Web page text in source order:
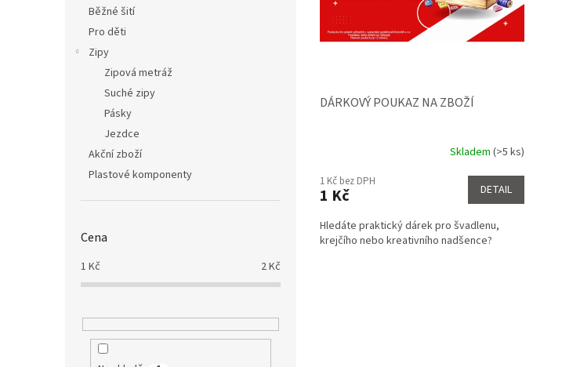
Běžné šití
Pro děti
Zipy
Zipová metráž
Suché zipy
Pásky
Jezdce
Akční zboží
Plastové komponenty
Cena
1 Kč 2Kč
DÁRKOVÝ POUKAZ NA ZBOŽÍ
produktu
je
z
5
Skladem (>5 ks)
1 Kč bez DPH
1 Kč DETAIL
Hledáte praktický dárek pro švadlenu,
krejčího nebo kreativního nadšence?